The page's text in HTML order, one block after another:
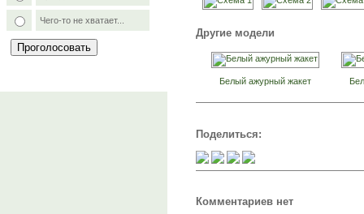
Чего-то не хватает...
Другие модели
Белый ажурный жакет
Поделиться:
Комментариев нет